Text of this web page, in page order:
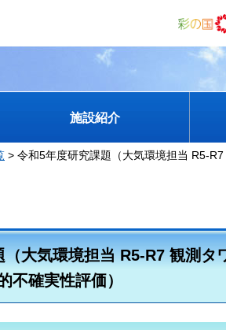
施設紹介
> 令和5年度研究課題（大気環境担当 R5-
大気環境担当 R5-R7 観測
不確実性評価）